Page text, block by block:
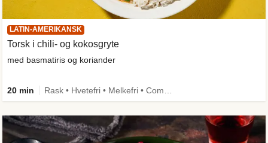
LATIN-AMERIKANSK
Torsk i chili- og kokosgryte
med basmatiris og koriander
20 min